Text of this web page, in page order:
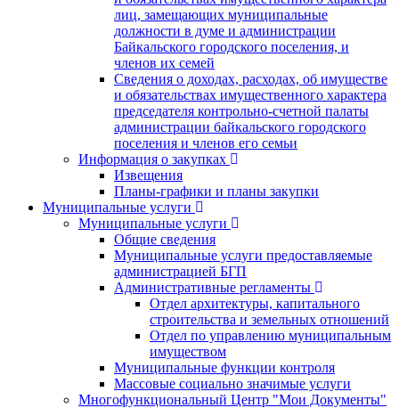
лиц, замещающих муниципальные
должности в думе и администрации
Байкальского городского поселения, и
членов их семей
Сведения о доходах, расходах, об имуществе
и обязательствах имущественного характера
председателя контрольно-счетной палаты
администрации байкальского городского
поселения и членов его семьи
Информация о закупках
Извещения
Планы-графики и планы закупки
Муниципальные услуги
Муниципальные услуги
Общие сведения
Муниципальные услуги предоставляемые
администрацией БГП
Административные регламенты
Отдел архитектуры, капитального
строительства и земельных отношений
Отдел по управлению муниципальным
имуществом
Муниципальные функции контроля
Массовые социально значимые услуги
Многофункциональный Центр "Мои Документы"